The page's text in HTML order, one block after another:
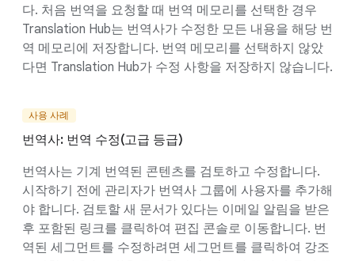
다. 처음 번역을 요청할 때 번역 메모리를 선택한 경우
Translation Hub는 번역사가 수정한 모든 내용을 해당 번
역 메모리에 저장합니다. 번역 메모리를 선택하지 않았
다면 Translation Hub가 수정 사항을 저장하지 않습니다.
사용 사례
번역사: 번역 수정(고급 등급)
번역사는 기계 번역된 콘텐츠를 검토하고 수정합니다.
시작하기 전에 관리자가 번역사 그룹에 사용자를 추가해
야 합니다. 검토할 새 문서가 있다는 이메일 알림을 받은
후 포함된 링크를 클릭하여 편집 콘솔로 이동합니다. 번
역된 세그먼트를 수정하려면 세그먼트를 클릭하여 강조